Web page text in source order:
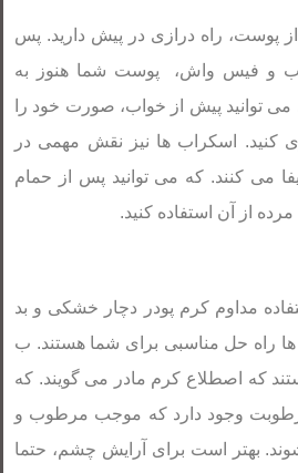
از پوست، راه درازی در پیش دارید. پس
و فیس واش، پوست شما هنوز به
می توانید پیش از خواب، صورت خود را
کنید. اسکراب ها نیز نقش مهمی در
می کنند. که می توانید پس از حمام
از آن استفاده کنید.
مداوم کرم پودر دچار خشکی و بد
راه حل مناسبی برای شما هستند. ب
که اصطلاع کرم مادر می گویند. که
رطوبت وجود دارد که موجب مرطوب و
بهتر است برای آرایش چشم، حتما